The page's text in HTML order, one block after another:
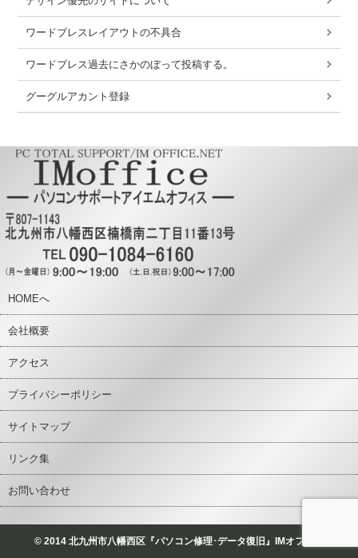
ワードブレスレイアウトの不具合
ワードブレス過去にさかのぼって投稿する。
グーグルアカント登録
HOMEへ
会社概要
アクセス
プライバシーポリシー
サイトマップ
リンク集
お問い合わせ
© 2014 北九州市八幡西区『パソコン修理･データ復旧』IMオフィス